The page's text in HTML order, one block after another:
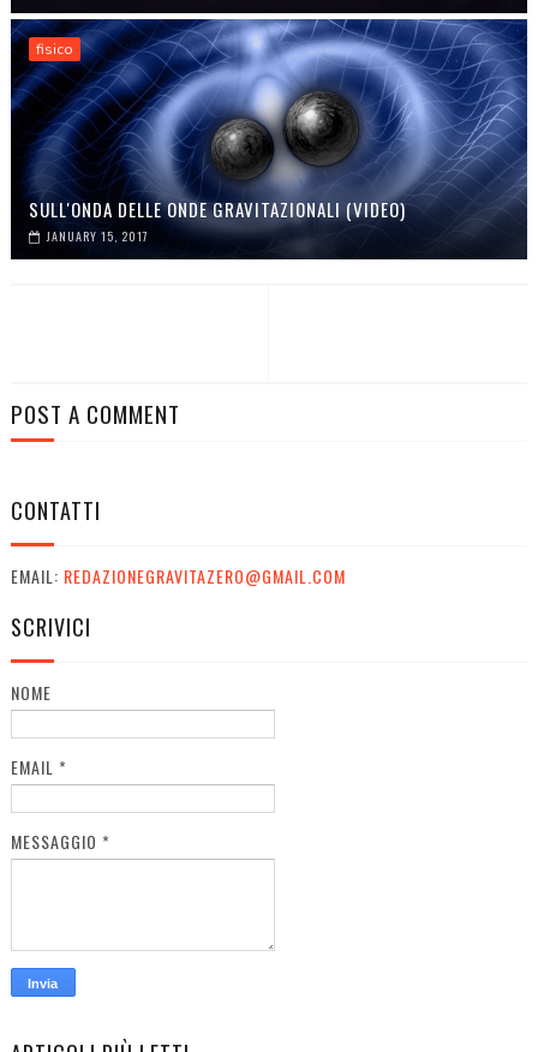
fisico
SULL'ONDA DELLE ONDE GRAVITAZIONALI (VIDEO)
JANUARY 15, 2017
POST A COMMENT
CONTATTI
EMAIL: REDAZIONEGRAVITAZERO@GMAIL.COM
SCRIVICI
NOME
EMAIL *
MESSAGGIO *